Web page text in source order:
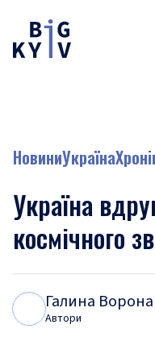
НовиниУкраїна
Україна
космічного
Галина Ворона
Автори